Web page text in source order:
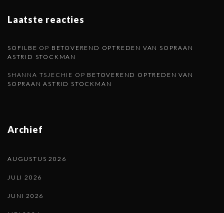
Laatste reacties
SOFILBE OP BETOVEREND OPTREDEN VAN SOPRAAN
ASTRID STOCKMAN
SHANNA TSJECHIE OP BETOVEREND OPTREDEN VAN
SOPRAAN ASTRID STOCKMAN
Archief
AUGUSTUS 2026
JULI 2026
JUNI 2026